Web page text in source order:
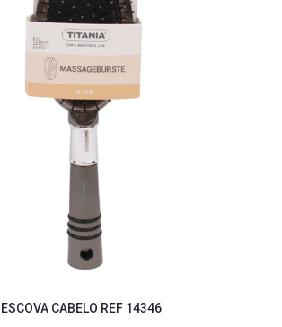
ESCOVA CABELO REF 14346